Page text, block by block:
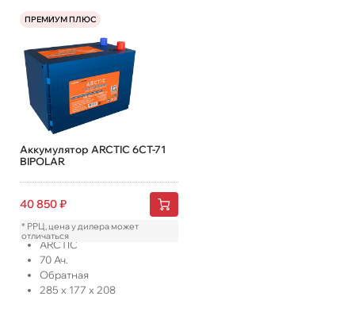
ПРЕМИУМ ПЛЮС
Аккумулятор ARCTIC 6СТ-71
BIPOLAR
40 850₽
* РРЦ, цена у дилера может
отличаться
ARCTIC
70 Ач.
Обратная
285 x 177 x 208